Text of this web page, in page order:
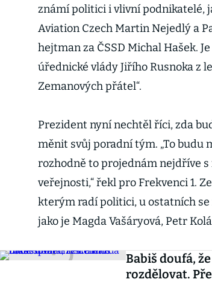
známí politici i vlivní podnikatelé,
Aviation Czech Martin Nejedlý a
hejtman za ČSSD Michal Hašek.
úřednické vlády Jiřího Rusnoka z
Zemanových přátel“.
Prezident nyní nechtěl říci, zda
měnit svůj poradní tým. „To budu
rozhodně to projednám nejdříve
veřejnosti,“ řekl pro Frekvenci 1.
kterým radí politici, u ostatních
jako je Magda Vašáryová, Petr
Babiš doufá,
rozdělovat.